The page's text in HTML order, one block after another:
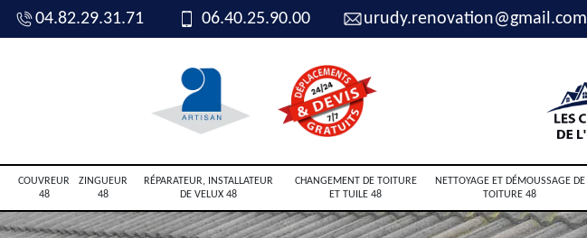
04.82.29.31.71 06.40.25.90.00 urudy.renovation@gmail.com
COUVREUR
48
ZINGUEUR
48
RÉPARATEUR, INSTALLATEUR
DE VELUX 48
CHANGEMENT DE TOITURE
ET TUILE 48
NETTOYAGE ET DÉMOUSSAGE DE
TOITURE 48